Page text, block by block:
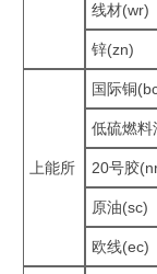
线材(wr)
锌(zn)
上能所
国际铜
低硫燃料
20号胶
原油(sc)
欧线(ec)